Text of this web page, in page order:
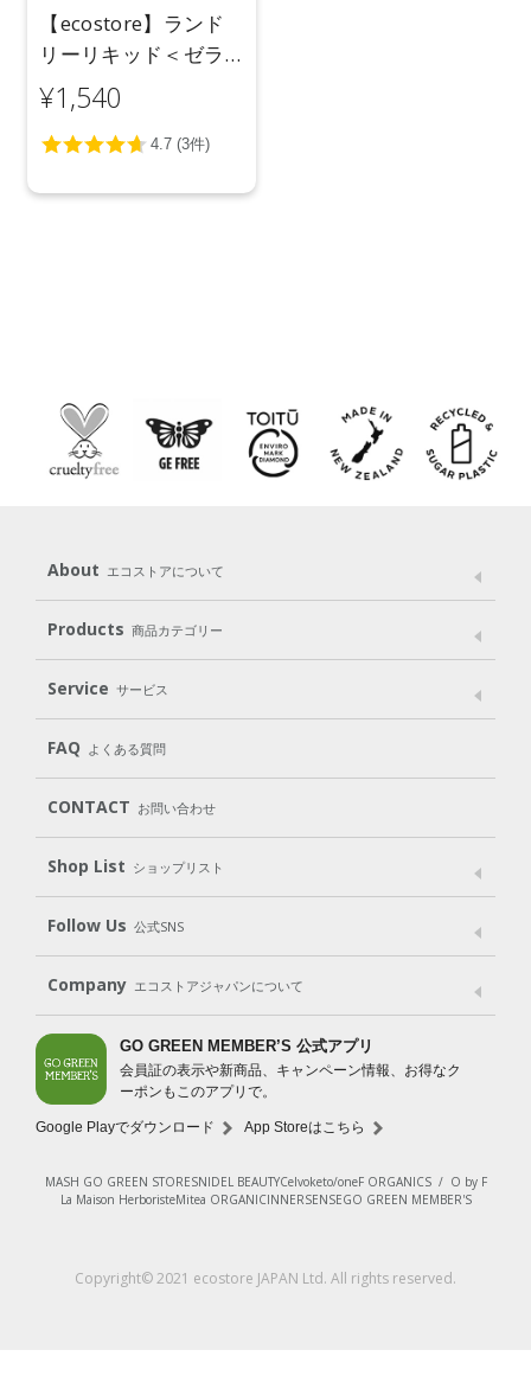
レビューを見る
【ecostore】ランド
リーリキッド＜ゼラ
ニウム＆オレンジ＞
リフィルパック1L
¥1,540
About エコストアについて
メッセージ ブランドストーリー
パッケージへのこだわり
動物実験をしない
Products 商品カテゴリー
Laundry
Body（ボディ） Hair（ヘア） Oral care（オーラルケア）
Goods （グッズ）
Gift set
Service サービス
User Guide
Subscription（定期便）
FAQ よくある質問
CONTACT お問い合わせ
Shop List ショップリスト
Shop List
Follow Us 公式SNS
LINE＠ Instagram Facebook
Company エコストアジャパンについて
会社案内 ご利用規約
プライバシーポリシー
特定商取引法に基づく表示
免責事項
法人会員サービス
New Zealand Site
GO GREEN MEMBER’S 公式アプリ
会員証の表示や新商品、キャンペーン情報、お得なク
ーポンもこのアプリで。
Google Playでダウンロード App Storeはこちら
MASH GO GREEN STORESNIDEL BEAUTYCelvoketo/oneF ORGANICS/ O by F
La Maison HerboristeMitea ORGANICINNERSENSEGO GREEN MEMBER'S
Copyright© 2021 ecostore JAPAN Ltd. All rights reserved.